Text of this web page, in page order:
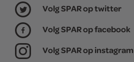
Volg SPAR op twitter
Volg SPAR op facebook
Volg SPAR op instagram